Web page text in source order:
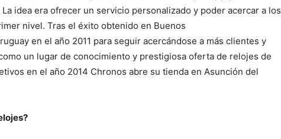
idea era ofrecer un servicio personalizado y poder acercar a los
nivel. Tras el éxito obtenido en Buenos
en el año 2011 para seguir acercándose a más clientes y
un lugar de conocimiento y prestigiosa oferta de relojes de
en el año 2014 Chronos abre su tienda en Asunción del